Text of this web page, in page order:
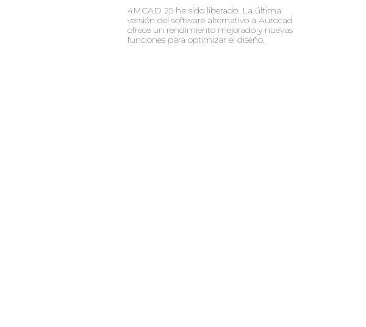
4MCAD 25 ha sido liberado. La última
versión del software alternativo a Autocad
ofrece un rendimiento mejorado y nuevas
funciones para optimizar el diseño.